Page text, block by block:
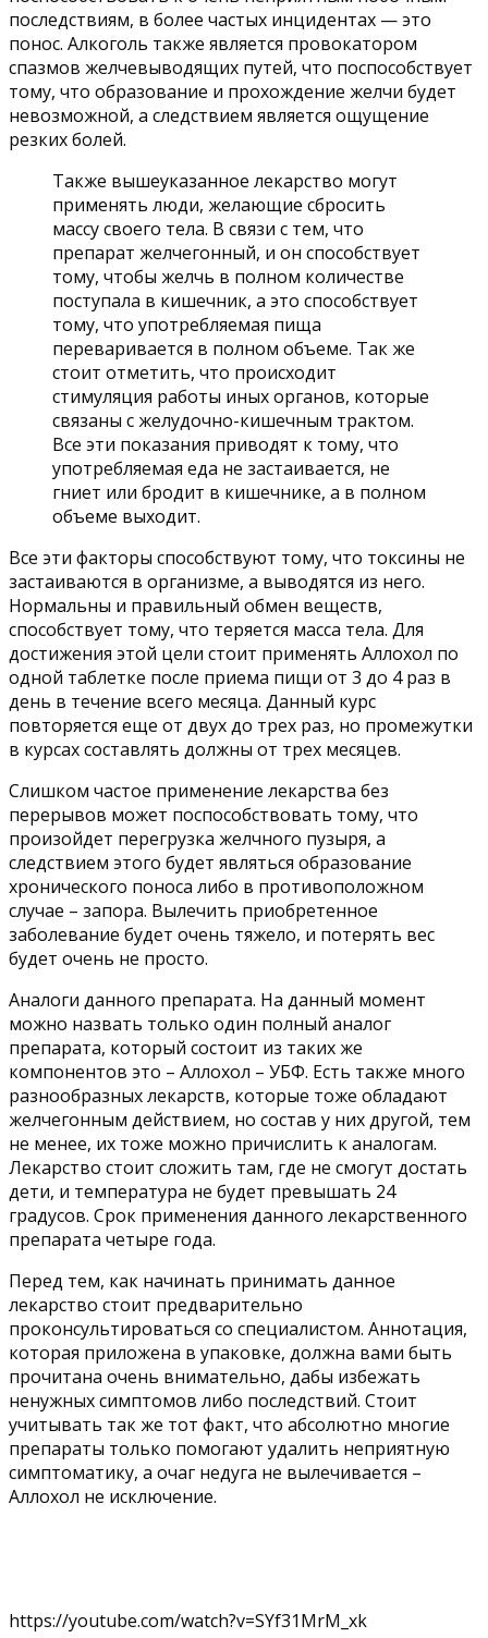
последствиям, в более частых инцидентах — это
понос. Алкоголь также является провокатором
спазмов желчевыводящих путей, что поспособствует
тому, что образование и прохождение желчи будет
невозможной, а следствием является ощущение
резких болей.
Также вышеуказанное лекарство могут
применять люди, желающие сбросить
массу своего тела. В связи с тем, что
препарат желчегонный, и он способствует
тому, чтобы желчь в полном количестве
поступала в кишечник, а это способствует
тому, что употребляемая пища
переваривается в полном объеме. Так же
стоит отметить, что происходит
стимуляция работы иных органов, которые
связаны с желудочно-кишечным трактом.
Все эти показания приводят к тому, что
употребляемая еда не застаивается, не
гниет или бродит в кишечнике, а в полном
объеме выходит.
Все эти факторы способствуют тому, что токсины не
застаиваются в организме, а выводятся из него.
Нормальны и правильный обмен веществ,
способствует тому, что теряется масса тела. Для
достижения этой цели стоит применять Аллохол по
одной таблетке после приема пищи от 3 до 4 раз в
день в течение всего месяца. Данный курс
повторяется еще от двух до трех раз, но промежутки
в курсах составлять должны от трех месяцев.
Слишком частое применение лекарства без
перерывов может поспособствовать тому, что
произойдет перегрузка желчного пузыря, а
следствием этого будет являться образование
хронического поноса либо в противоположном
случае – запора. Вылечить приобретенное
заболевание будет очень тяжело, и потерять вес
будет очень не просто.
Аналоги данного препарата. На данный момент
можно назвать только один полный аналог
препарата, который состоит из таких же
компонентов это – Аллохол – УБФ. Есть также много
разнообразных лекарств, которые тоже обладают
желчегонным действием, но состав у них другой, тем
не менее, их тоже можно причислить к аналогам.
Лекарство стоит сложить там, где не смогут достать
дети, и температура не будет превышать 24
градусов. Срок применения данного лекарственного
препарата четыре года.
Перед тем, как начинать принимать данное
лекарство стоит предварительно
проконсультироваться со специалистом. Аннотация,
которая приложена в упаковке, должна вами быть
прочитана очень внимательно, дабы избежать
ненужных симптомов либо последствий. Стоит
учитывать так же тот факт, что абсолютно многие
препараты только помогают удалить неприятную
симптоматику, а очаг недуга не вылечивается –
Аллохол не исключение.
https://youtube.com/watch?v=SYf31MrM_xk